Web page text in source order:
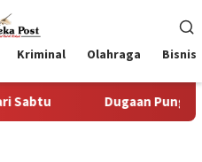
Kriminal Olahraga Bisnis
Pungli SKAB di BPRD